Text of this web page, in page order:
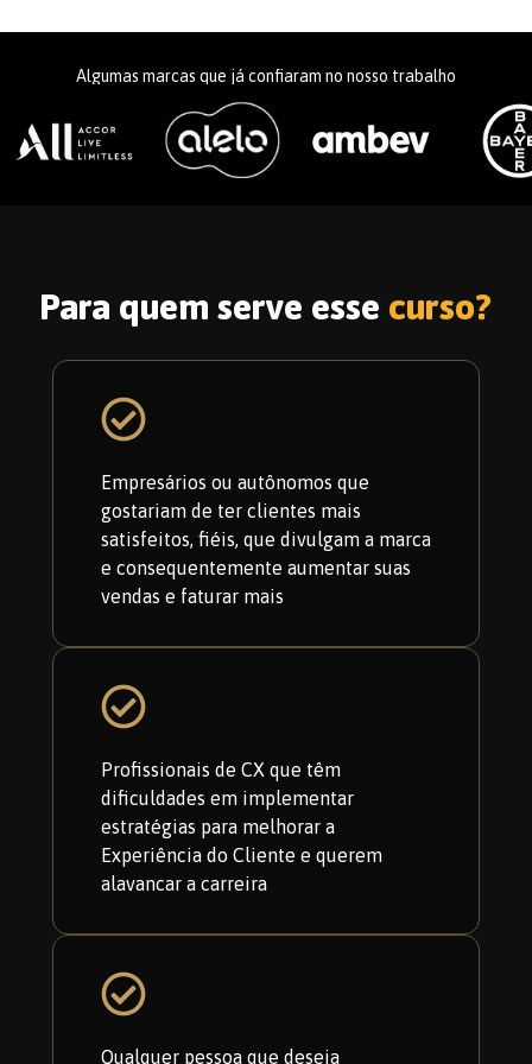
Algumas marcas que já confiaram no nosso trabalho
Para quem serve esse curso?
Empresários ou autônomos que
gostariam de ter clientes mais
satisfeitos, fiéis, que divulgam a marca
e consequentemente aumentar suas
vendas e faturar mais
Profissionais de CX que têm
dificuldades em implementar
estratégias para melhorar a
Experiência do Cliente e querem
alavancar a carreira
Qualquer pessoa que deseja